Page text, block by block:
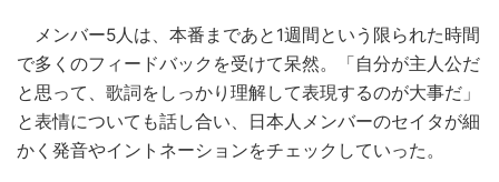
メンバー5人は、本番まであと1週間という限られた時間
で多くのフィードバックを受けて呆然。「自分が主人公だ
と思って、歌詞をしっかり理解して表現するのが大事だ」
と表情についても話し合い、日本人メンバーのセイタが細
かく発音やイントネーションをチェックしていった。